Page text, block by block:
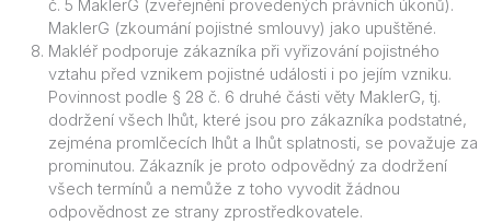
č. 5 MaklerG (zveřejnění provedených právních úkonů).
MaklerG (zkoumání pojistné smlouvy) jako upuštěné.
Makléř podporuje zákazníka při vyřizování pojistného
vztahu před vznikem pojistné události i po jejím vzniku.
Povinnost podle § 28 č. 6 druhé části věty MaklerG, tj.
dodržení všech lhůt, které jsou pro zákazníka podstatné,
zejména promlčecích lhůt a lhůt splatnosti, se považuje za
prominutou. Zákazník je proto odpovědný za dodržení
všech termínů a nemůže z toho vyvodit žádnou
odpovědnost ze strany zprostředkovatele.